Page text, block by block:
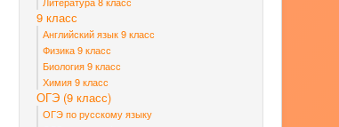
9 класс
Английский язык 9 класс
Физика 9 класс
Биология 9 класс
Химия 9 класс
ОГЭ (9 класс)
ОГЭ по русскому языку